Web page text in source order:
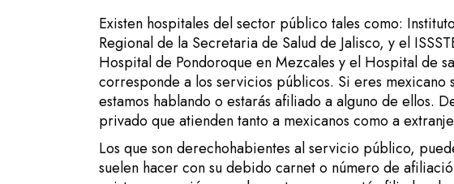
Existen hospitales del sector público tales como:
Regional de la Secretaria de Salud de Jalisco, y el
Hospital de Pondoroque en Mezcales y el Hospital de
corresponde a los servicios públicos. Si eres mexicano
estamos hablando o estarás afiliado a alguno de ellos.
privado que atienden tanto a mexicanos como a
Los que son derechohabientes al servicio público,
suelen hacer con su debido carnet o número de